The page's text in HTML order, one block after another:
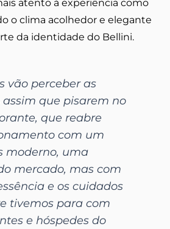
atento à experiência como
o clima acolhedor e elegante
da identidade do Bellini.
vão perceber as
que pisarem no
que reabre
com um
moderno, uma
mercado, mas com
e os cuidados
tivemos para com
e hóspedes do